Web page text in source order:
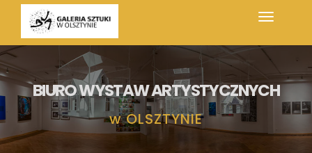
BIURO WYSTAW ARTYSTYCZNYCH
w OLSZTYNIE